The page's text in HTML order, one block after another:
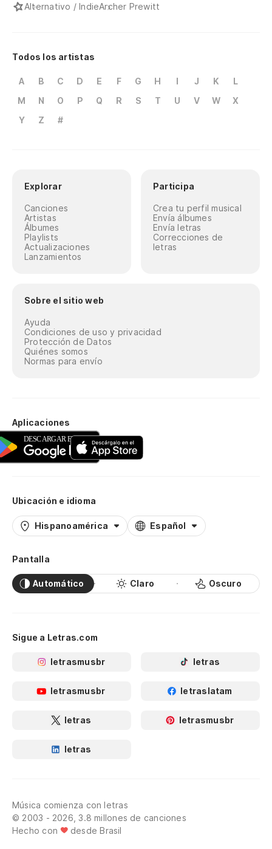
Alternativo / IndieArcher Prewitt
Todos los artistas
A B C D E F G H I J K
L
M
N O P Q R S T U V W
X
Y
Z #
Explorar
Canciones
Artistas
Álbumes
Playlists
Actualizaciones
Lanzamientos
Participa
Crea tu perfil musical
Envía álbumes
Envía letras
Correcciones de
letras
Sobre el sitio web
Ayuda
Condiciones de uso y privacidad
Protección de Datos
Quiénes somos
Normas para envío
Aplicaciones
Ubicación e idioma
Hispanoamérica Español
Pantalla
Automático Claro Oscuro
Sigue a Letras.com
letrasmusbr letras
letrasmusbr letraslatam
letras letrasmusbr
letras
Música comienza con letras
© 2003 - 2026, 3.8 millones de canciones
Hecho con
desde Brasil